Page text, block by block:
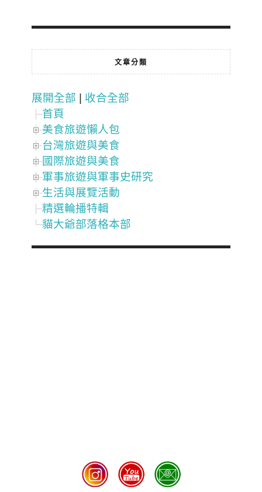
文章分類
展開全部
收合全部
首頁
美食旅遊懶人包
台灣旅遊與美食
國際旅遊與美食
軍事旅遊與軍事史研究
生活與展覽活動
精選輪播特輯
貓大爺部落格本部